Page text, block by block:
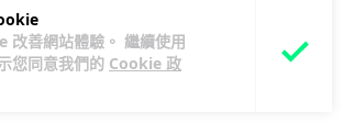
改善網站體驗。 繼續使用
您同意我們的 Cookie 政